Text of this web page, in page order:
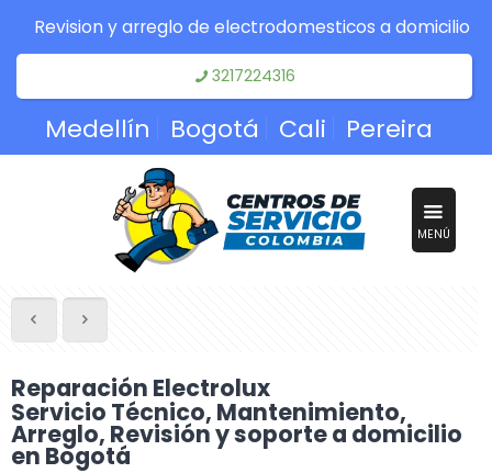
Revision y arreglo de electrodomesticos a domicilio
3217224316
Medellín Bogotá Cali Pereira
MENÚ
Reparación Electrolux
Servicio Técnico, Mantenimiento,
Arreglo, Revisión y soporte a domicilio
en Bogotá